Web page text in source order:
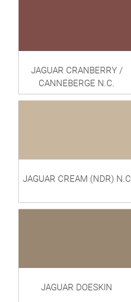
JAGUAR CRANBERRY /
CANNEBERGE N.C.
JAGUAR CREAM (NDR) N.C
JAGUAR DOESKIN